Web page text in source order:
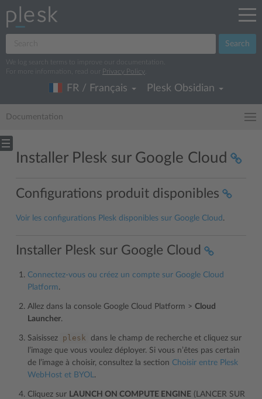
Search
We log search terms to improve our documentation.
For more information, read our
Privacy Policy
FR / Français Plesk Obsidian
Documentation
Installer Plesk sur Google Cloud
Configurations produit disponibles
Voir les configurations Plesk disponibles sur Google Cloud .
Installer Plesk sur Google Cloud
Connectez-vous ou créez un compte sur Google Cloud
Platform.
Allez dans la console Google Cloud Platform > Cloud
Launcher.
Saisissez plesk
dans le champ de recherche et cliquez sur
l’image que vous voulez déployer. Si vous n’êtes pas certain
de l’image à choisir, consultez la section Choisir entre Plesk
WebHost et BYOL.
Cliquez sur LAUNCH ON COMPUTE ENGINE (LANCER SUR